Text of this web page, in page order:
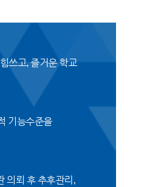
쓰고, 즐거운 학교
기능수준을
의뢰 후 추후관리,